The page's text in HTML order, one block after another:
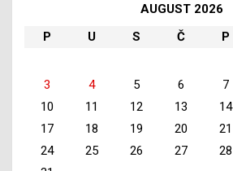
AUGUST 2026
P
U S Č P
3
4 5 6 7
10
11 12 13 14
17
18 19 20 21
24
25 26 27 28